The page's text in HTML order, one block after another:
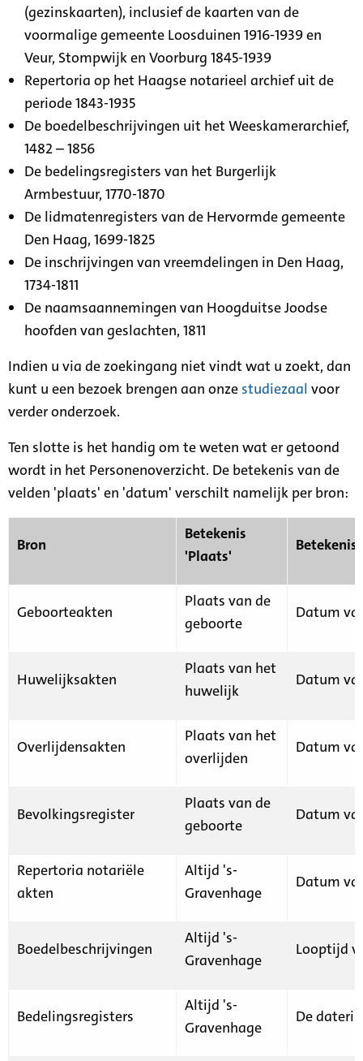
(gezinskaarten), inclusief de kaarten van de
voormalige gemeente Loosduinen 1916-1939 en
Veur, Stompwijk en Voorburg 1845-1939
Repertoria op het Haagse notarieel archief uit de
periode 1843-1935
De boedelbeschrijvingen uit het Weeskamerarchief,
1482 – 1856
De bedelingsregisters van het Burgerlijk
Armbestuur, 1770-1870
De lidmatenregisters van de Hervormde gemeente
Den Haag, 1699-1825
De inschrijvingen van vreemdelingen in Den Haag,
1734-1811
De naamsaannemingen van Hoogduitse Joodse
hoofden van geslachten, 1811
Indien u via de zoekingang niet vindt wat u zoekt, dan
kunt u een bezoek brengen aan onze studiezaal voor
verder onderzoek.
Ten slotte is het handig om te weten wat er getoond
wordt in het Personenoverzicht. De betekenis van de
velden 'plaats' en 'datum' verschilt namelijk per bron:
Bron
Betekenis
'Plaats'
Geboorteakten
Plaats van de
geboorte
Datum
Huwelijksakten
Plaats van het
huwelijk
Datum
Overlijdensakten
Plaats van het
overlijden
Datum
Bevolkingsregister
Plaats van de
geboorte
Datum
Repertoria notariële
akten
Altijd 's-
Gravenhage
Datum
Boedelbeschrijvingen
Altijd 's-
Gravenhage
Looptijd
Bedelingsregisters
Altijd 's-
Gravenhage
De